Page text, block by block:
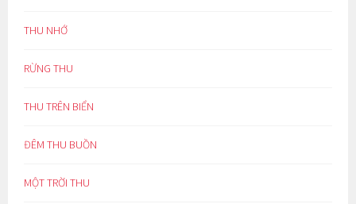
THU NHỚ
RỪNG THU
THU TRÊN BIỂN
ĐÊM THU BUỒN
MỘT TRỜI THU